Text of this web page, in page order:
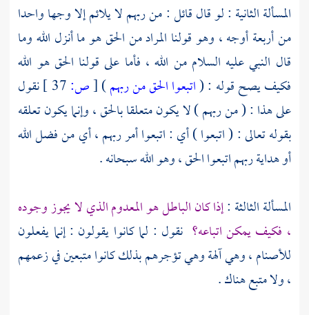
المسألة الثانية : لو قال قائل : من ربهم لا يلائم إلا وجها واحدا
من أربعة أوجه ، وهو قولنا المراد من الحق هو ما أنزل الله وما
قال النبي عليه السلام من الله ، فأما على قولنا الحق هو الله
فكيف يصح قوله : (اتبعوا الحق من ربهم)
[ص:
نقول
على هذا : ( من ربهم ) لا يكون متعلقا بالحق ، وإنما يكون تعلقه
بقوله تعالى : ( اتبعوا ) أي : اتبعوا أمر ربهم ، أي من فضل الله
أو هداية ربهم اتبعوا الحق ، وهو الله سبحانه .
المسألة الثالثة :إذا كان الباطل هو المعدوم الذي لا يجوز وجوده
، فكيف يمكن اتباعه؟ نقول : لما كانوا يقولون : إنما يفعلون
للأصنام ، وهي آلهة وهي تؤجرهم بذلك كانوا متبعين في زعمهم
، ولا متبع هناك .